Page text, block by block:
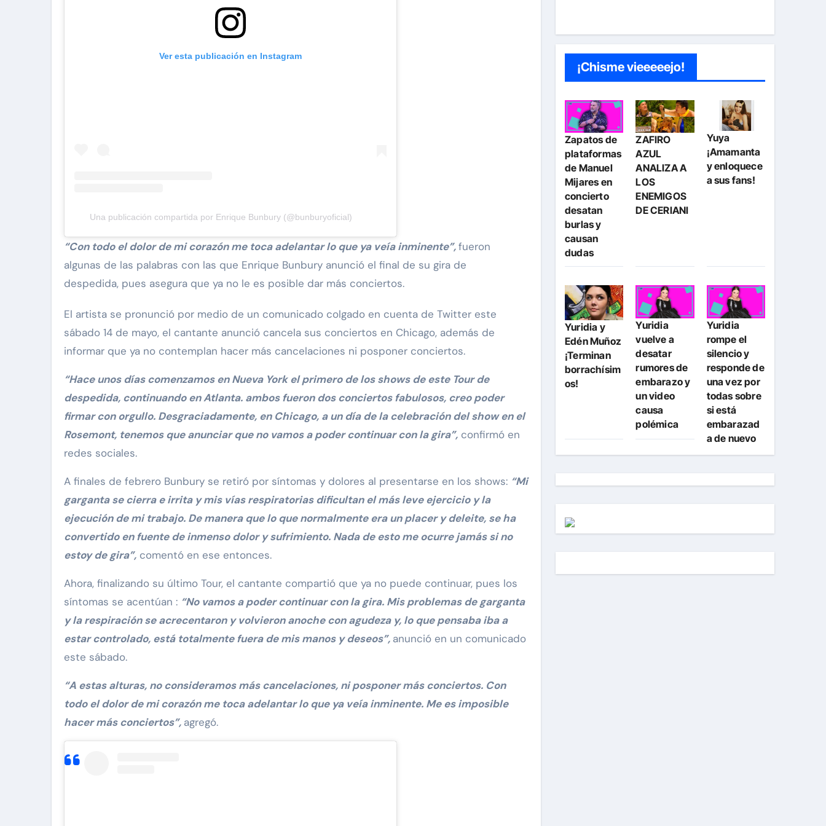
Ver esta publicación en Instagram
Una publicación compartida por Enrique Bunbury (@bunburyoficial)
“Con todo el dolor de mi corazón me toca adelantar lo que ya veía inminente”,fueron
algunas de las palabras con las que Enrique Bunbury anunció el final de su gira de
despedida, pues asegura que ya no le es posible dar más conciertos.
El artista se pronunció por medio de un comunicado colgado en cuenta de Twitter este
sábado 14 de mayo, el cantante anunció cancela sus conciertos en Chicago, además de
informar que ya no contemplan hacer más cancelaciones ni posponer conciertos.
“Hace unos días comenzamos en Nueva York el primero de los shows de este Tour de
despedida, continuando en Atlanta. ambos fueron dos conciertos fabulosos, creo poder
firmar con orgullo. Desgraciadamente, en Chicago, a un día de la celebración del show en el
Rosemont, tenemos que anunciar que no vamos a poder continuar con la gira”, confirmó en
redes sociales.
A finales de febrero Bunbury se retiró por síntomas y dolores al presentarse en los shows: “Mi
garganta se cierra e irrita y mis vías respiratorias dificultan el más leve ejercicio y la
ejecución de mi trabajo. De manera que lo que normalmente era un placer y deleite, se ha
convertido en fuente de inmenso dolor y sufrimiento. Nada de esto me ocurre jamás si no
estoy de gira”, comentó en ese entonces.
Ahora, finalizando su último Tour, el cantante compartió que ya no puede continuar, pues los
síntomas se acentúan : “No vamos a poder continuar con la gira. Mis problemas de garganta
y la respiración se acrecentaron y volvieron anoche con agudeza y, lo que pensaba iba a
estar controlado, está totalmente fuera de mis manos y deseos”, anunció en un comunicado
este sábado.
“A estas alturas, no consideramos más cancelaciones, ni posponer más conciertos. Con
todo el dolor de mi corazón me toca adelantar lo que ya veía inminente. Me es imposible
hacer más conciertos”, agregó.
¡Chisme vieeeeejo!
Zapatos de
plataformas
de Manuel
Mijares en
concierto
desatan
burlas y
causan
dudas
ZAFIRO
AZUL
ANALIZA A
LOS
ENEMIGOS
DE CERIANI
Yuya
¡Amamanta
y enloquece
a sus fans!
Yuridia y
Edén Muñoz
¡Terminan
borrachísim
os!
Yuridia
vuelve a
desatar
rumores de
embarazo y
un video
causa
polémica
Yuridia
rompe el
silencio y
responde de
una vez por
todas sobre
si está
embarazad
a de nuevo